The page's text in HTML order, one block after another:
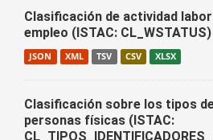
Clasificación de actividad
empleo (ISTAC: CL_WSTATUS)
JSON XML TSV CSV XLSX
Clasificación sobre los tipos
personas físicas (ISTAC: